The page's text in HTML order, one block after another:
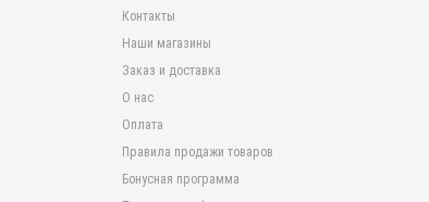
Контакты
Наши магазины
Заказ и доставка
О нас
Оплата
Правила продажи товаров
Бонусная программа